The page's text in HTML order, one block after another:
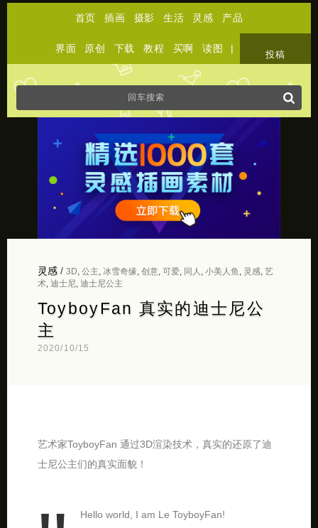
首页 插画 摄影 生活 灵感 产品
界面 原创 下载 教程 买啊 读图 |
投稿
灵感/ 3D 公主 冰雪奇缘, 创意, 可爱, 同人 小美人鱼 灵感, 艺
术, 迪士尼, 迪士尼公主
ToyboyFan 真实的迪士尼公
主
2020/10/15
艺术家ToyboyFan 通过3D渲染技术，真实的还原了迪
士尼公主们的真实面貌！
Hello world, I am Le ToyboyFan!